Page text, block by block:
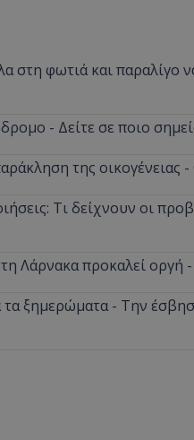
στη φωτιά και παραλίγο
- Δείτε σε ποιο
της οικογένειας
Τι δείχνουν οι
Λάρνακα προκαλεί
ξημερώματα - Την